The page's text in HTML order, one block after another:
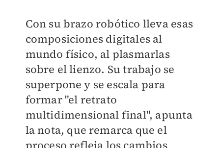
Con su brazo robótico lleva esas
composiciones digitales al
mundo físico, al plasmarlas
sobre el lienzo. Su trabajo se
superpone y se escala para
formar "el retrato
multidimensional final", apunta
la nota, que remarca que el